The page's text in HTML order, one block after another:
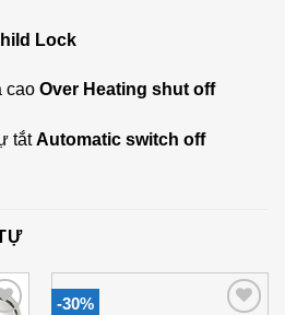
Lock
cao Over Heating shut off
tắtAutomatic switch off
-30%